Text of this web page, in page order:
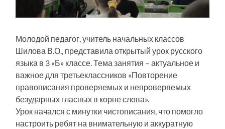
Молодой педагог, учитель начальных классов
Шилова В.О., представила открытый урок русского
языка в 3 «Б» классе. Тема занятия – актуальное и
важное для третьеклассников «Повторение
правописания проверяемых и непроверяемых
безударных гласных в корне слова».
Урок начался с минутки чистописания, что помогло
настроить ребят на внимательную и аккуратную